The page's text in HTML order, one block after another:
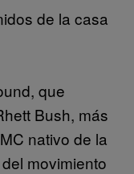
de la casa
que
Bush, más
nativo de la
movimiento